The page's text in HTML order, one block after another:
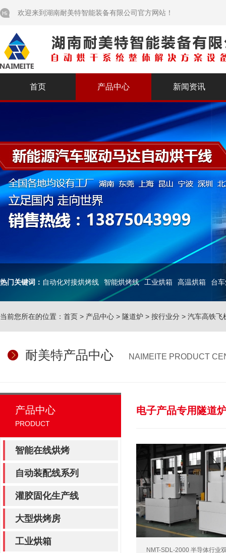
欢迎来到湖南耐美特智能装备有限公司官方网站！
首页 产品中心 新闻资讯
热门关键词： 自动化对接烘烤线 智能烘烤线 工业烘箱 高温烘箱 台
当前您所在的位置： 首页 > 产品中心 > 隧道炉 > 按行业分 > 汽车高铁飞
耐美特产品中心 NAIMEITE PRODUCT
产品中心
PRODUCT
智能在线烘烤
自动装配线系列
灌胶固化生产线
大型烘烤房
工业烘箱
电子产品专用隧道
NMT-SDL-2000 半导体行业